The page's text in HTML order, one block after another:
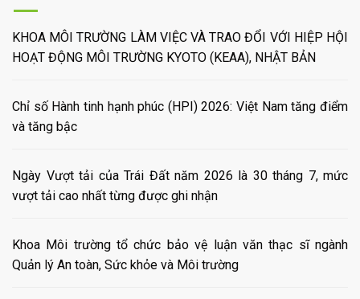
KHOA MÔI TRƯỜNG LÀM VIỆC VÀ TRAO ĐỔI VỚI HIỆP HỘI
HOẠT ĐỘNG MÔI TRƯỜNG KYOTO (KEAA), NHẬT BẢN
Chỉ số Hành tinh hạnh phúc (HPI) 2026: Việt Nam tăng điểm
và tăng bậc
Ngày Vượt tải của Trái Đất năm 2026 là 30 tháng 7, mức
vượt tải cao nhất từng được ghi nhận
Khoa Môi trường tổ chức bảo vệ luận văn thạc sĩ ngành
Quản lý An toàn, Sức khỏe và Môi trường